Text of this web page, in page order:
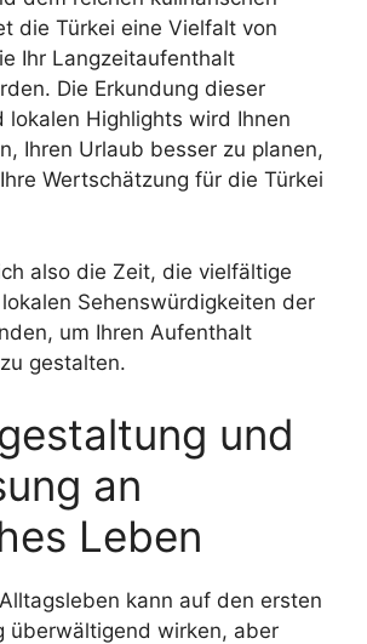
die Türkei eine Vielfalt von
Ihr Langzeitaufenthalt
Die Erkundung dieser
lokalen Highlights wird Ihnen
Ihren Urlaub besser zu planen,
Wertschätzung für die Türkei
also die Zeit, die vielfältige
Sehenswürdigkeiten der
um Ihren Aufenthalt
gestalten.
und
an
Leben
kann auf den ersten
überwältigend wirken, aber